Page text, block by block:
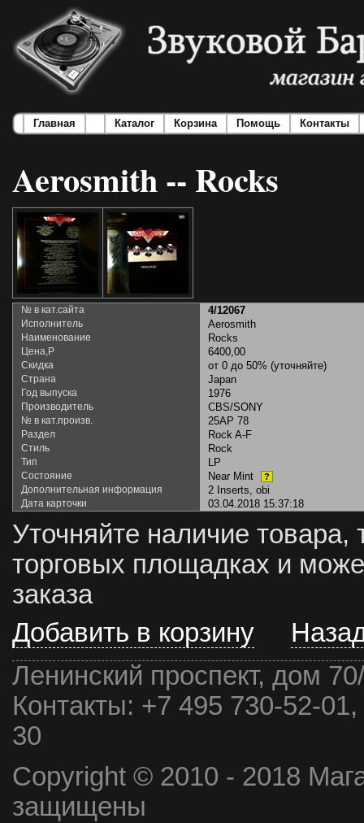
Главная Каталог Корзина Помощь Контакты
Aerosmith -- Rocks
№ в кат.сайта 4/12067
Исполнитель Aerosmith
Наименование Rocks
Цена,Р 6400,00
Скидка от 0 до 50% (уточняйте)
Страна Japan
Год выпуска 1976
Производитель CBS/SONY
№ в кат.произв. 25AP 78
Раздел Rock A-F
Стиль Rock
Тип LP
Состояние Near Mint ?
Дополнительная информация 2 Inserts, obi
Дата карточки 03.04.2018 15:37:18
Уточняйте наличие товара,
торговых площадках и
заказа
Добавить в корзину
Ленинский проспект, дом
Контакты: +7 495 730-52-
30
Copyright © 2010 - 2018
защищены